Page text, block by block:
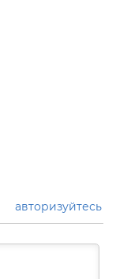
авторизуйтесь